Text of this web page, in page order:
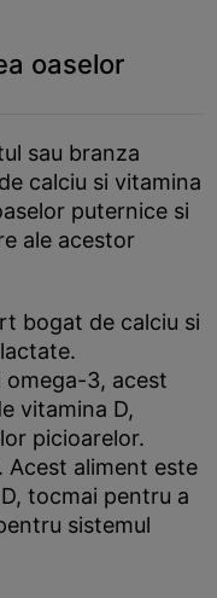
oaselor
sau branza
calciu si vitamina
puternice si
ale acestor
bogat de calciu si
omega-3, acest
vitamina D,
picioarelor.
. Acest aliment este
tocmai pentru a
sistemul